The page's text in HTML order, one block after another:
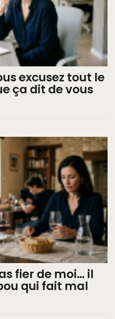
excusez tout le
ça dit de vous
fier de moi… il
qui fait mal